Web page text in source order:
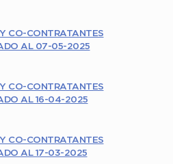
CO-CONTRATANTES
AL 07-05-2025
CO-CONTRATANTES
AL 16-04-2025
CO-CONTRATANTES
AL 17-03-2025